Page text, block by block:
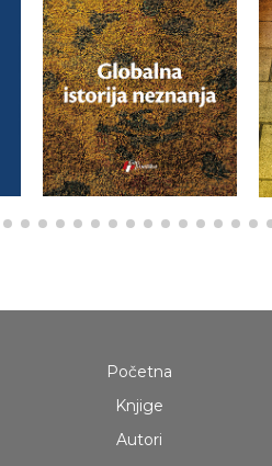
Početna
Knjige
Autori